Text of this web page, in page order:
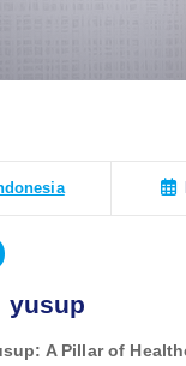
yusup
A Pillar of